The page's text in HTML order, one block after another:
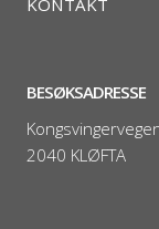
KONTAKT
BESØKSADRESSE
2040 KLØFTA